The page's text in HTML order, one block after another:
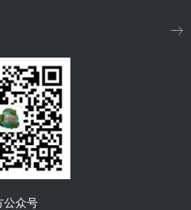
公众号